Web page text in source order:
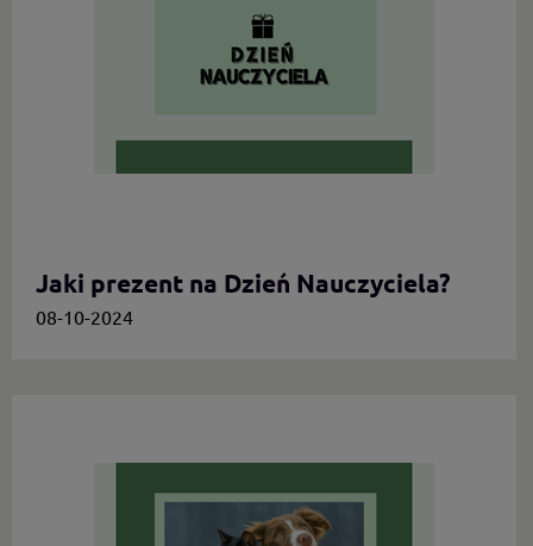
Jaki prezent na Dzień Nauczyciela?
08-10-2024